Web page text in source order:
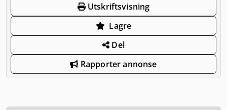
Utskriftsvisning
Lagre
Del
Rapporter annonse